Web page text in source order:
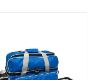
#Pearlカバーストック